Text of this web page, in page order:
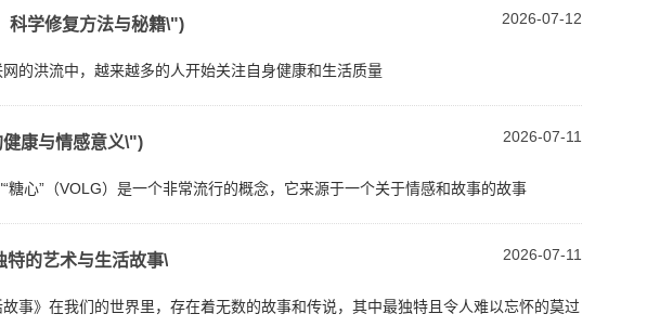
2026-07-12
科学修复方法与秘籍\")
的洪流中，越来越多的人开始关注自身健康和生活质量
2026-07-11
康与情感意义\")
心”（VOLG）是一个非常流行的概念，它来源于一个关于情感和故事的故事
2026-07-11
的艺术与生活故事\
事》在我们的世界里，存在着无数的故事和传说，其中最独特且令人难以忘怀的莫过